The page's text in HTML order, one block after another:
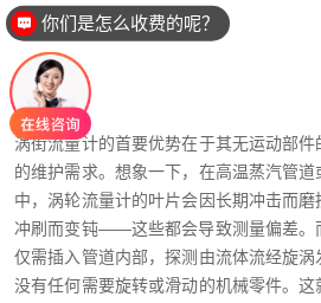
涡街流量计的首要优势在于其无运动部件
的维护需求。想象一下，在高温蒸汽管
中，涡轮流量计的叶片会因长期冲击而
冲刷而变钝——这些都会导致测量偏差。
仅需插入管道内部，探测由流体流经旋涡
没有任何需要旋转或滑动的机械零件。
你们是怎么收费的呢？